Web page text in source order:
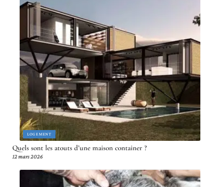
LOGEMENT
Quels sont les atouts d’une maison container ?
12 mars 2026